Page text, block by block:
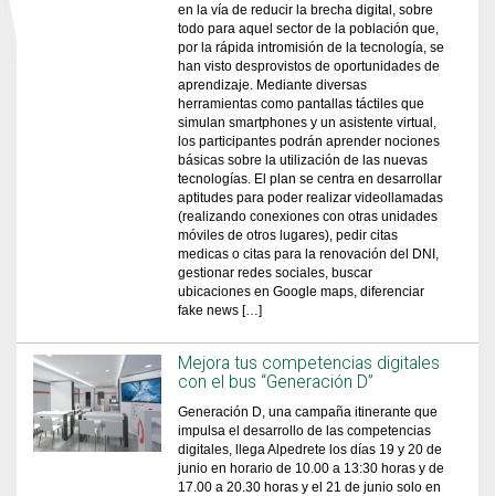
en la vía de reducir la brecha digital, sobre
todo para aquel sector de la población que,
por la rápida intromisión de la tecnología, se
han visto desprovistos de oportunidades de
aprendizaje. Mediante diversas
herramientas como pantallas táctiles que
simulan smartphones y un asistente virtual,
los participantes podrán aprender nociones
básicas sobre la utilización de las nuevas
tecnologías. El plan se centra en desarrollar
aptitudes para poder realizar videollamadas
(realizando conexiones con otras unidades
móviles de otros lugares), pedir citas
medicas o citas para la renovación del DNI,
gestionar redes sociales, buscar
ubicaciones en Google maps, diferenciar
fake news […]
Mejora tus competencias digitales
con el bus “Generación D”
Generación D, una campaña itinerante que
impulsa el desarrollo de las competencias
digitales, llega Alpedrete los días 19 y 20 de
junio en horario de 10.00 a 13:30 horas y de
17.00 a 20.30 horas y el 21 de junio solo en